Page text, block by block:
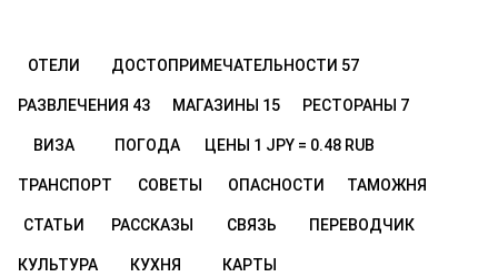
ОТЕЛИ ДОСТОПРИМЕЧАТЕЛЬНОСТИ 57
РАЗВЛЕЧЕНИЯ 43 МАГАЗИНЫ 15 РЕСТОРАНЫ 7
ВИЗА ПОГОДА ЦЕНЫ 1 JPY = 0.48 RUB
ТРАНСПОРТ СОВЕТЫ ОПАСНОСТИ ТАМОЖНЯ
СТАТЬИ РАССКАЗЫ СВЯЗЬ ПЕРЕВОДЧИК
КУЛЬТУРА КУХНЯ КАРТЫ